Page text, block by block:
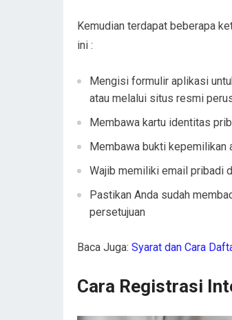
Kemudian terdapat beberapa
ini :
Mengisi formulir aplikasi
atau melalui situs resmi
Membawa kartu identitas
Membawa bukti kepemilikan
Wajib memiliki email pribadi
Pastikan Anda sudah
persetujuan
Baca Juga: Syarat dan Cara
Cara Registrasi